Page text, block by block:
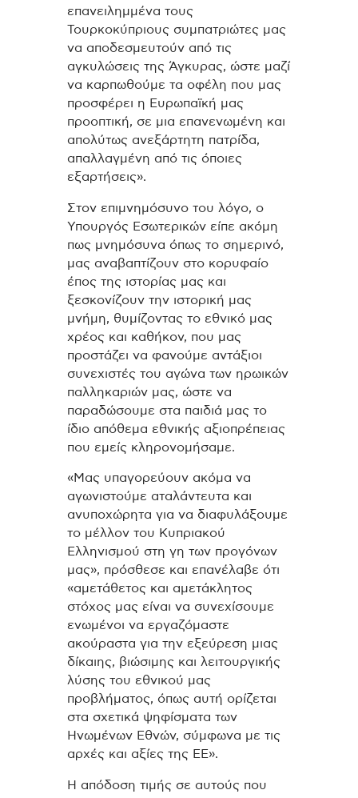
επανειλημμένα τους
Τουρκοκύπριους συμπατριώτες μας
να αποδεσμευτούν από τις
αγκυλώσεις της Άγκυρας, ώστε μαζί
να καρπωθούμε τα οφέλη που μας
προσφέρει η Ευρωπαϊκή μας
προοπτική, σε μια επανενωμένη και
απολύτως ανεξάρτητη πατρίδα,
απαλλαγμένη από τις όποιες
εξαρτήσεις».
Στον επιμνημόσυνο του λόγο, ο
Υπουργός Εσωτερικών είπε ακόμη
πως μνημόσυνα όπως το σημερινό,
μας αναβαπτίζουν στο κορυφαίο
έπος της ιστορίας μας και
ξεσκονίζουν την ιστορική μας
μνήμη, θυμίζοντας το εθνικό μας
χρέος και καθήκον, που μας
προστάζει να φανούμε αντάξιοι
συνεχιστές του αγώνα των ηρωικών
παλληκαριών μας, ώστε να
παραδώσουμε στα παιδιά μας το
ίδιο απόθεμα εθνικής αξιοπρέπειας
που εμείς κληρονομήσαμε.
«Μας υπαγορεύουν ακόμα να
αγωνιστούμε αταλάντευτα και
ανυποχώρητα για να διαφυλάξουμε
το μέλλον του Κυπριακού
Ελληνισμού στη γη των προγόνων
μας», πρόσθεσε και επανέλαβε ότι
«αμετάθετος και αμετάκλητος
στόχος μας είναι να συνεχίσουμε
ενωμένοι να εργαζόμαστε
ακούραστα για την εξεύρεση μιας
δίκαιης, βιώσιμης και λειτουργικής
λύσης του εθνικού μας
προβλήματος, όπως αυτή ορίζεται
στα σχετικά ψηφίσματα των
Ηνωμένων Εθνών, σύμφωνα με τις
αρχές και αξίες της ΕΕ».
Η απόδοση τιμής σε αυτούς που